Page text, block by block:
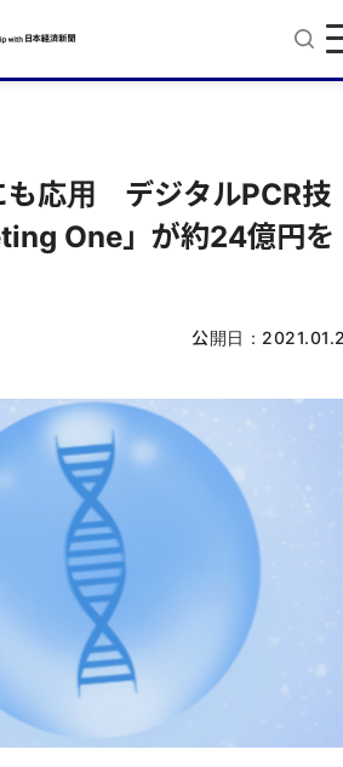
も応用 デジタルPCR技
One」が約24億円を
公開日：